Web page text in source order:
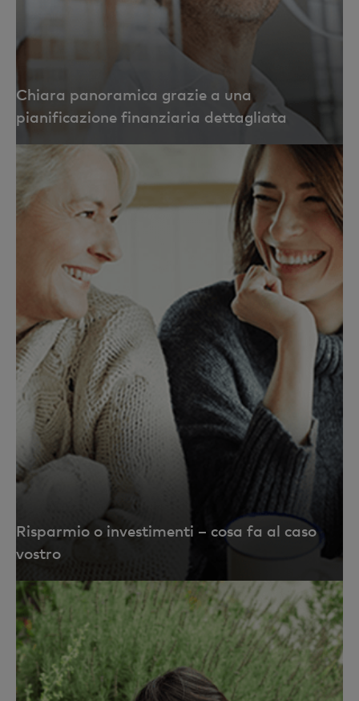
Chiara panoramica grazie a una
pianificazione finanziaria dettagliata
Risparmio o investimenti – cosa fa al caso
vostro